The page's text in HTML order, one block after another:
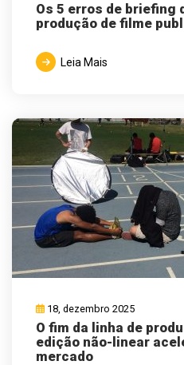
Os 5 erros de briefing
produção de filme
Leia Mais
18, dezembro 2025
O fim da linha de
edição não-linear
mercado